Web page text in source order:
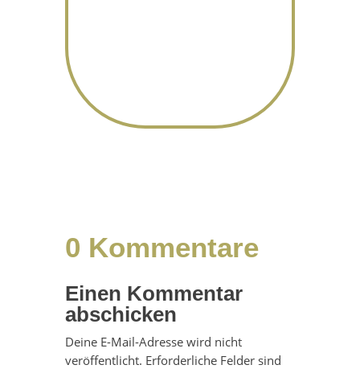
0 Kommentare
Einen Kommentar
abschicken
Deine E-Mail-Adresse wird nicht
veröffentlicht. Erforderliche Felder sind